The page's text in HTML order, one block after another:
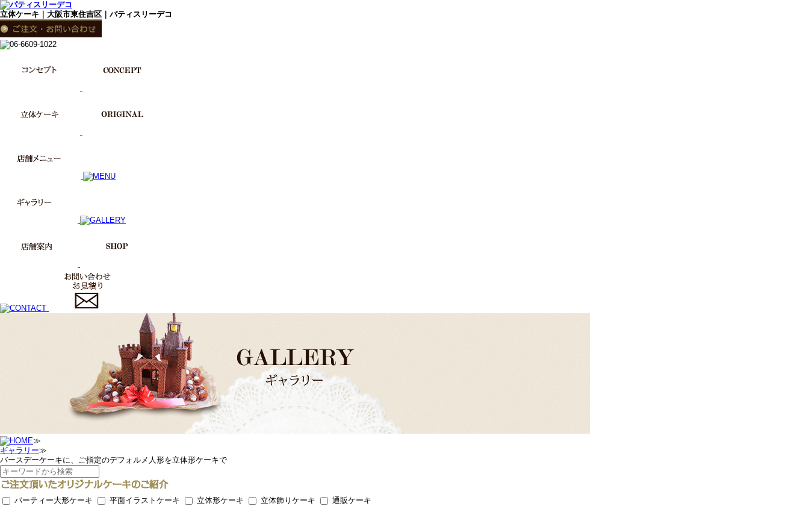
立体ケーキ｜大阪市東住吉区｜パティスリーデコ
≫
ギャラリー≫
バースデーケーキに、ご指定のデフォルメ人形を立体形ケーキで
パーティー大形ケーキ 平面イラストケーキ 立体形ケーキ 立体飾りケーキ 通販ケーキ